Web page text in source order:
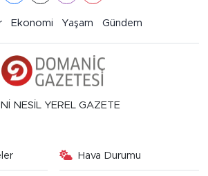
Ekonomi Yaşam Gündem
NESİL YEREL GAZETE
Hava Durumu